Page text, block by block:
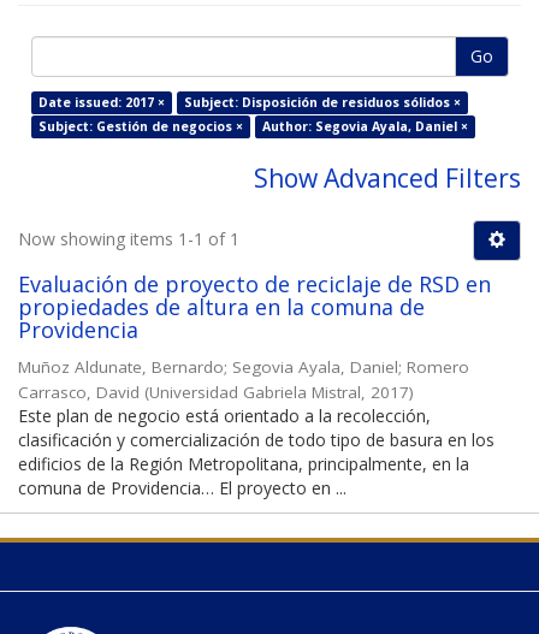
Go
Date issued: 2017 ×
Subject: Disposición de residuos sólidos ×
Subject: Gestión de negocios ×
Author: Segovia Ayala, Daniel ×
Show Advanced Filters
Now showing items 1-1 of 1
Evaluación de proyecto de reciclaje de RSD en
propiedades de altura en la comuna de
Providencia
Muñoz Aldunate, Bernardo; Segovia Ayala, Daniel; Romero
Carrasco, David (Universidad Gabriela Mistral, 2017)
Este plan de negocio está orientado a la recolección,
clasificación y comercialización de todo tipo de basura en los
edificios de la Región Metropolitana, principalmente, en la
comuna de Providencia… El proyecto en ...